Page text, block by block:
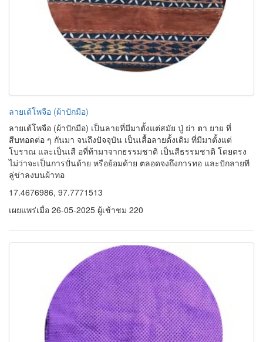
ลายตาแห (ผ้าทอมือ)
จากสิ่งที่พบเห็นในธรรมชาติและสิ่งแวดล้อมรอบตัว ทั้งพืชพรรณ
ดอกไม้ต้นไม้สัตว์น้อยใหญ่ข้าวของเครื่องใช้ในชีวิตประจ้าวัน ลายตา
แห ได้มาจาก บ้านแม่สอง (บ้านเชียงแก้ว) เป็นหมู่บ้านที่อยู่ใกล้แม่น้ำ
แม่สองแม่น้ำแม่สองเป็นแม่น้ำที่มีปลาเยอะ พ่อบ้านมักไปหาปลาที่
แม่น้ำแม่สอง โดยใช้เครื่องมือในกาหาปลาถือ แหแม่บ้านจึงได้ถอด
ลายตาแห มาเป็นลายผ้าทอของหมู่บ้านขึ นมา เพื่อให้แสดงถึงความ
สมบูรณ์ของหมู่บ้าน และเป็นอัตลักษณ์ของหมู่บ้าน
17.4676986, 97.7771513